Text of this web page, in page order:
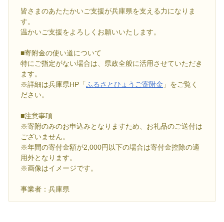
皆さまのあたたかいご支援が兵庫県を支える力になりま
す。
温かいご支援をよろしくお願いいたします。
■寄附金の使い道について
特にご指定がない場合は、県政全般に活用させていただき
ます。
※詳細は兵庫県HP「ふるさとひょうご寄附金 」をご覧く
ださい。
■注意事項
※寄附のみのお申込みとなりますため、お礼品のご送付は
ございません。
※年間の寄付金額が2,000円以下の場合は寄付金控除の適
用外となります。
※画像はイメージです。
事業者：兵庫県